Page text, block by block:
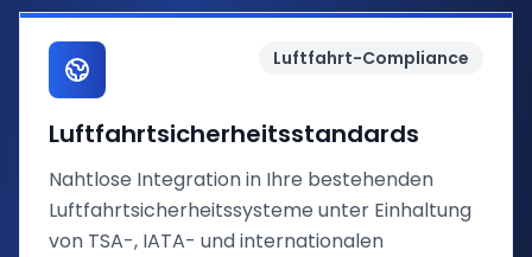
Luftfahrt-Compliance
Luftfahrtsicherheitsstandards
Nahtlose Integration in Ihre bestehenden
Luftfahrtsicherheitssysteme unter Einhaltung
von TSA-, IATA- und internationalen